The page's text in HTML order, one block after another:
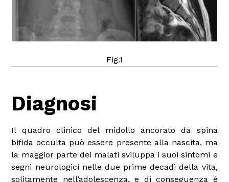
Fig.1
Diagnosi
Il quadro clinico del midollo ancorato da spina
bifida occulta può essere presente alla nascita, ma
la maggior parte dei malati sviluppa i suoi sintomi e
segni neurologici nelle due prime decadi della vita,
solitamente nell’adolescenza, e di conseguenza è